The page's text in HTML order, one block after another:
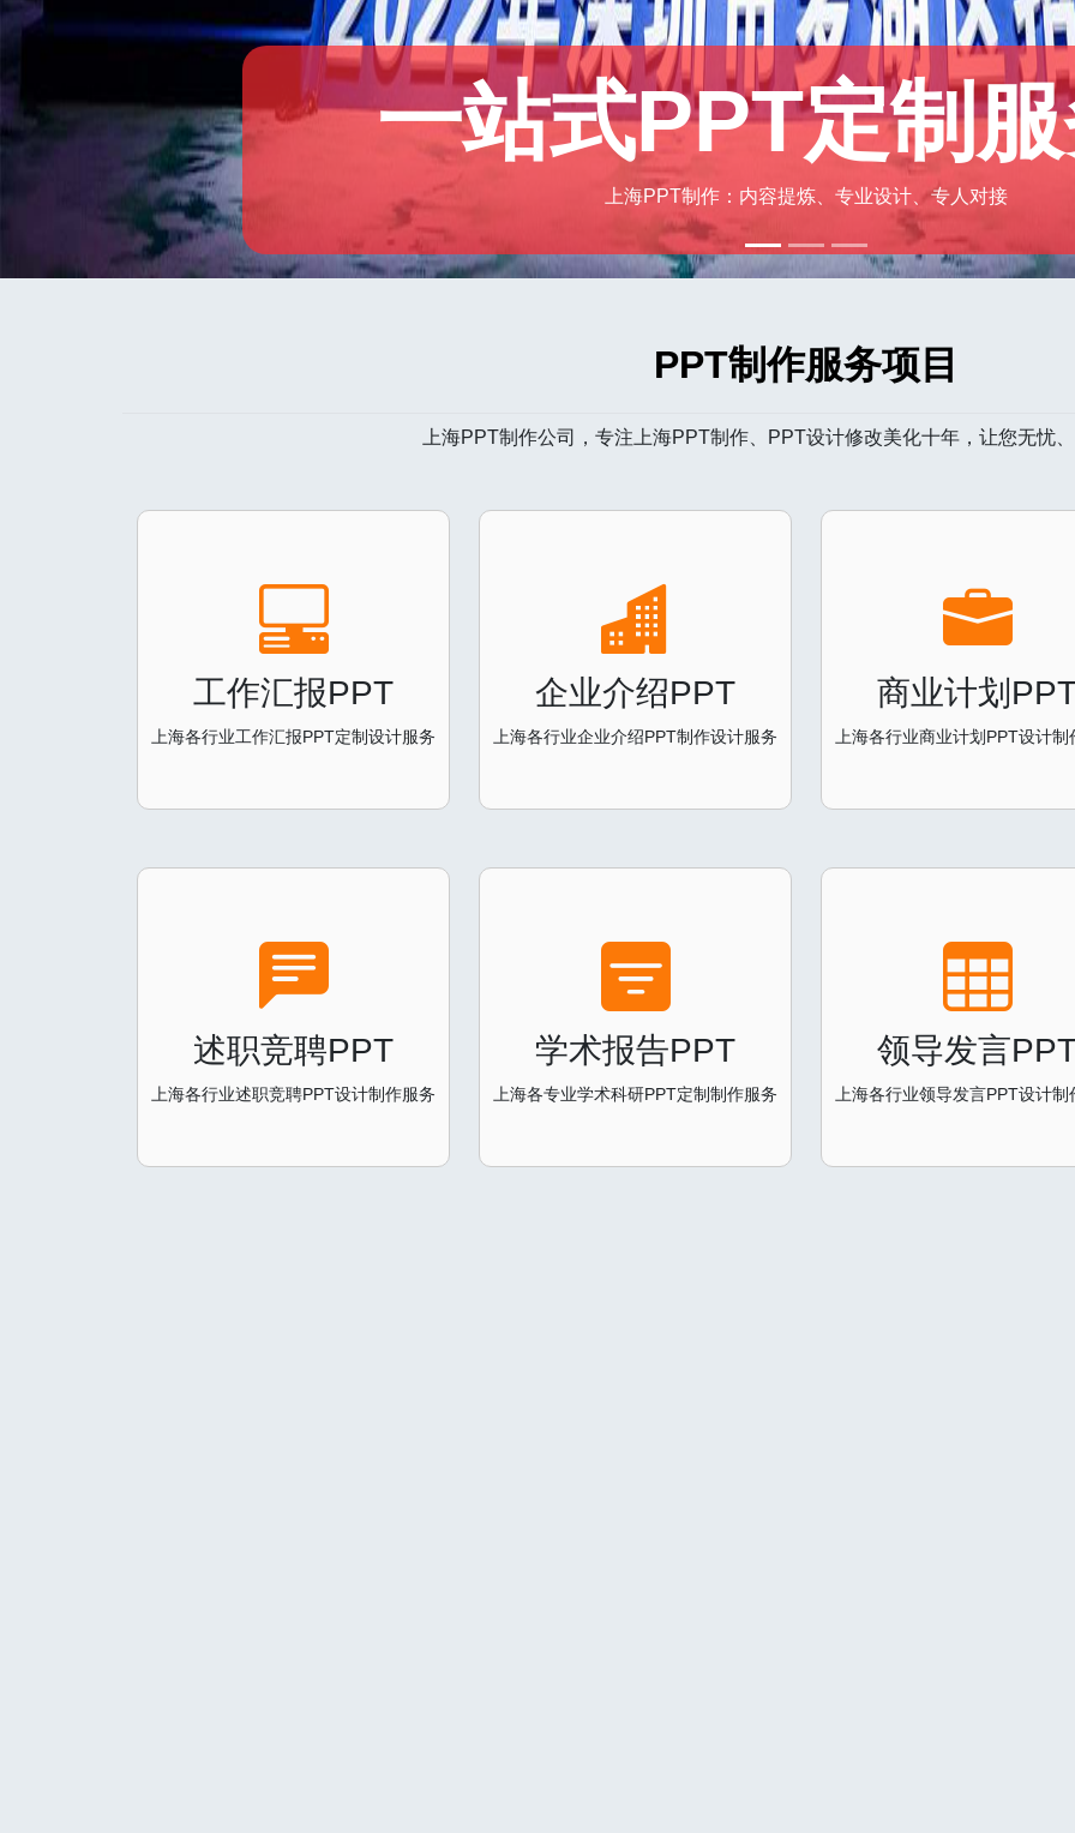
高端PPT设计
上海PPT设计：可加急设计，最快两小时完成
PPT制作服务项目
上海PPT制作公司，专注上海PPT制作、PPT设计修改美化十年，让您无忧
工作汇报PPT
上海各行业工作汇报PPT定制设计服务
企业介绍PPT
上海各行业企业介绍PPT制作设计服务
商业计划
上海各行业商业计划PPT设计制
述职竞聘PPT
上海各行业述职竞聘PPT设计制作服务
学术报告PPT
上海各专业学术科研PPT定制制作服务
领导发言
上海各行业领导发言PPT设计制